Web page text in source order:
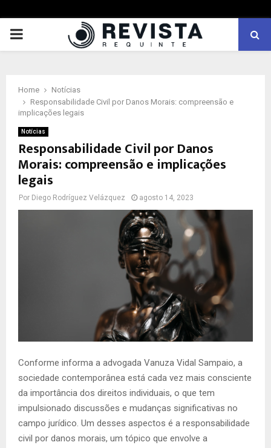
PRIMARY
Home
Notícias
Responsabilidade Civil por Danos Morais: compreensão e
implicações legais
Notícias
Responsabilidade Civil por Danos
Morais: compreensão e implicações
legais
Por Diego Rodríguez Velázquez agosto 14, 2023
Conforme informa a advogada Vanuza Vidal Sampaio, a
sociedade contemporânea está cada vez mais consciente
da importância dos direitos individuais, o que tem
impulsionado discussões e mudanças significativas no
campo jurídico. Um desses aspectos é a responsabilidade
civil por danos morais, um tópico que envolve a